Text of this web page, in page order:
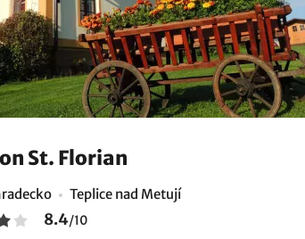
St. Florian
Teplice nad Metují
8.4/10